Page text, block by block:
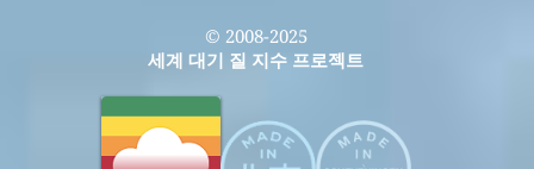
© 2008-2025
세계 대기 질 지수 프로젝트